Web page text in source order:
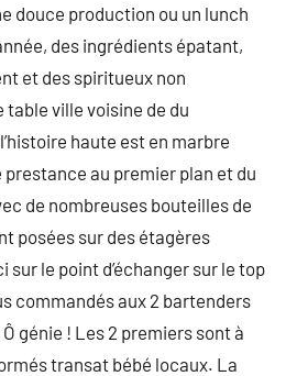
douce production ou un lunch
des ingrédients épatant,
et des spiritueux non
ville voisine de du
haute est en marbre
au premier plan et du
de nombreuses bouteilles de
posées sur des étagères
sur le point d’échanger sur le top
commandés aux 2 bartenders
génie ! Les 2 premiers sont à
transat bébé locaux. La